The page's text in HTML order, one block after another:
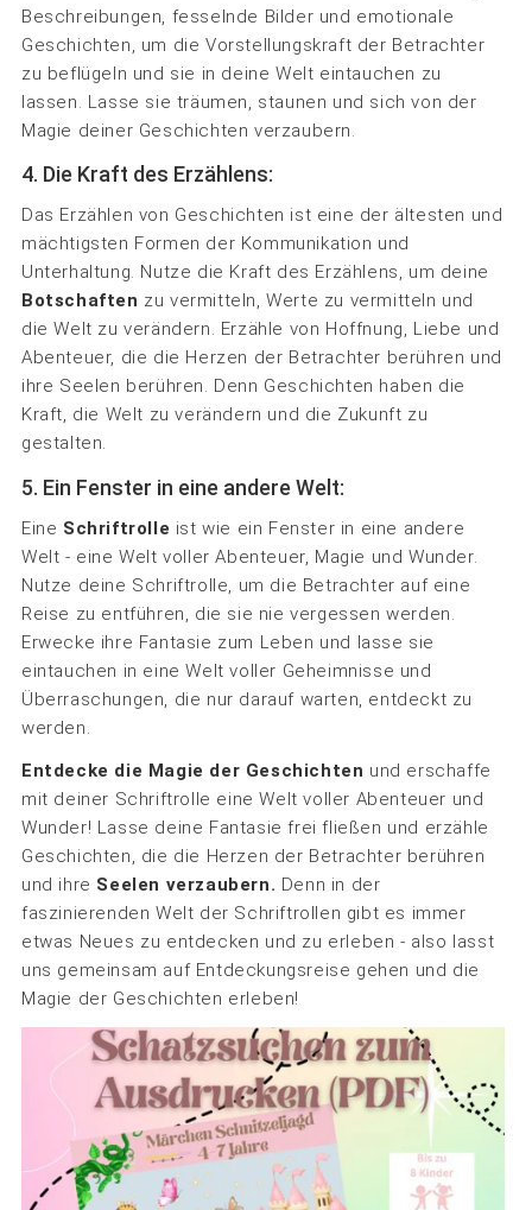
Beschreibungen, fesselnde Bilder und emotionale
Geschichten, um die Vorstellungskraft der Betrachter
zu beflügeln und sie in deine Welt eintauchen zu
lassen. Lasse sie träumen, staunen und sich von der
Magie deiner Geschichten verzaubern.
4. Die Kraft des Erzählens:
Das Erzählen von Geschichten ist eine der ältesten und
mächtigsten Formen der Kommunikation und
Unterhaltung. Nutze die Kraft des Erzählens, um deine
Botschaften zu vermitteln, Werte zu vermitteln und
die Welt zu verändern. Erzähle von Hoffnung, Liebe und
Abenteuer, die die Herzen der Betrachter berühren und
ihre Seelen berühren. Denn Geschichten haben die
Kraft, die Welt zu verändern und die Zukunft zu
gestalten.
5. Ein Fenster in eine andere Welt:
Eine Schriftrolle ist wie ein Fenster in eine andere
Welt - eine Welt voller Abenteuer, Magie und Wunder.
Nutze deine Schriftrolle, um die Betrachter auf eine
Reise zu entführen, die sie nie vergessen werden.
Erwecke ihre Fantasie zum Leben und lasse sie
eintauchen in eine Welt voller Geheimnisse und
Überraschungen, die nur darauf warten, entdeckt zu
werden.
Entdecke die Magie der Geschichten und erschaffe
mit deiner Schriftrolle eine Welt voller Abenteuer und
Wunder! Lasse deine Fantasie frei fließen und erzähle
Geschichten, die die Herzen der Betrachter berühren
und ihre Seelen verzaubern. Denn in der
faszinierenden Welt der Schriftrollen gibt es immer
etwas Neues zu entdecken und zu erleben - also lasst
uns gemeinsam auf Entdeckungsreise gehen und die
Magie der Geschichten erleben!